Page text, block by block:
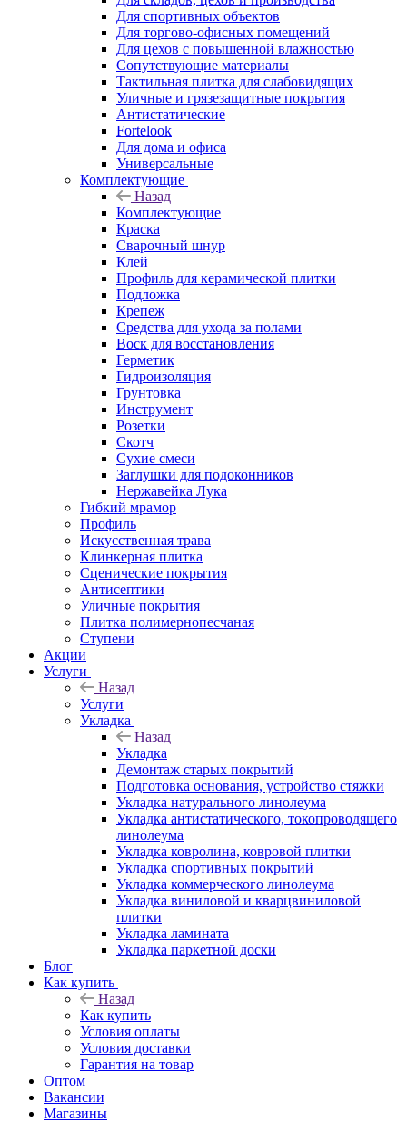
Для спортивных объектов
Для торгово-офисных помещений
Для цехов с повышенной влажностью
Сопутствующие материалы
Тактильная плитка для слабовидящих
Уличные и грязезащитные покрытия
Антистатические
Fortelook
Для дома и офиса
Универсальные
Комплектующие
Назад
Комплектующие
Краска
Сварочный шнур
Клей
Профиль для керамической плитки
Подложка
Крепеж
Средства для ухода за полами
Воск для восстановления
Герметик
Гидроизоляция
Грунтовка
Инструмент
Розетки
Скотч
Сухие смеси
Заглушки для подоконников
Нержавейка Лука
Гибкий мрамор
Профиль
Искусственная трава
Клинкерная плитка
Сценические покрытия
Антисептики
Уличные покрытия
Плитка полимернопесчаная
Ступени
Акции
Услуги
Назад
Услуги
Укладка
Назад
Укладка
Демонтаж старых покрытий
Подготовка основания, устройство стяжки
Укладка натурального линолеума
Укладка антистатического, токопроводящего
линолеума
Укладка ковролина, ковровой плитки
Укладка спортивных покрытий
Укладка коммерческого линолеума
Укладка виниловой и кварцвиниловой
плитки
Укладка ламината
Укладка паркетной доски
Блог
Как купить
Назад
Как купить
Условия оплаты
Условия доставки
Гарантия на товар
Оптом
Вакансии
Магазины